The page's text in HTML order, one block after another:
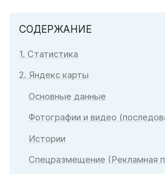
СОДЕРЖАНИЕ
1. Статистика
2. Яндекс карты
Основные данные
Фотографии и видео
Истории
Спецразмещение (Рекламная